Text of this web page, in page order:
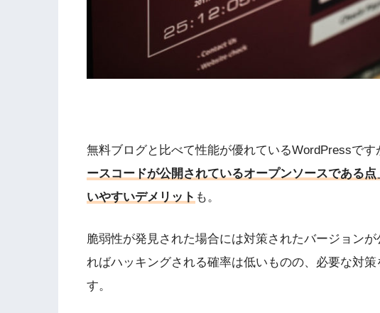
無料ブログと比べて性能が優れているWordPressです
ースコードが公開されているオープンソースである
いやすいデメリット も。
脆弱性が発見された場合には対策されたバージョン
ればハッキングされる確率は低いものの、必要な対
す。